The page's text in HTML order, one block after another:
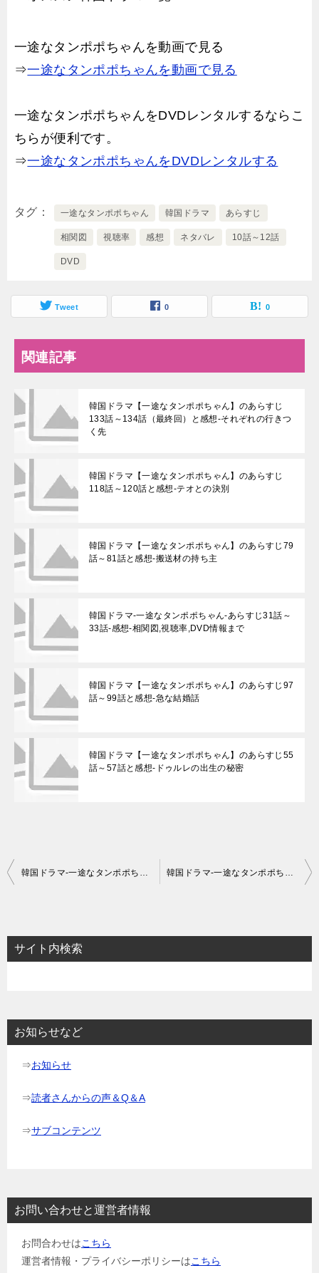
一途なタンポポちゃんを動画で見る
⇒一途なタンポポちゃんを動画で見る
一途なタンポポちゃんをDVDレンタルするならこ
ちらが便利です。
⇒一途なタンポポちゃんをDVDレンタルする
タグ 一途なタンポポちゃん 韓国ドラマ あらすじ
相関図 視聴率 感想 ネタバレ 10話～12話
DVD
Tweet 0 0
関連記事
韓国ドラマ【一途なタンポポちゃん】のあらすじ
133話～134話（最終回）と感想-それぞれの行きつ
く先
韓国ドラマ【一途なタンポポちゃん】のあらすじ
118話～120話と感想-テオとの決別
韓国ドラマ【一途なタンポポちゃん】のあらすじ79
話～81話と感想-搬送材の持ち主
韓国ドラマ-一途なタンポポちゃん-あらすじ31話～
33話-感想-相関図,視聴率,DVD情報まで
韓国ドラマ【一途なタンポポちゃん】のあらすじ97
話～99話と感想-急な結婚話
韓国ドラマ【一途なタンポポちゃん】のあらすじ55
話～57話と感想-ドゥルレの出生の秘密
投
ビ
ゲ
ョ
韓国ドラマ-一途なタンポポちゃん-あらすじ7話～9話-感想-相関図,視聴率,DVD情報まで 韓国ドラマ-一途なタンポポちゃん-あらすじ13話～15話-感想-相関図,視聴率,DVD情報まで
サイト内検索
お知らせなど
⇒お知らせ
⇒読者さんからの声＆Q＆A
⇒サブコンテンツ
お問い合わせと運営者情報
お問合わせはこちら
運営者情報・プライバシーポリシーはこちら